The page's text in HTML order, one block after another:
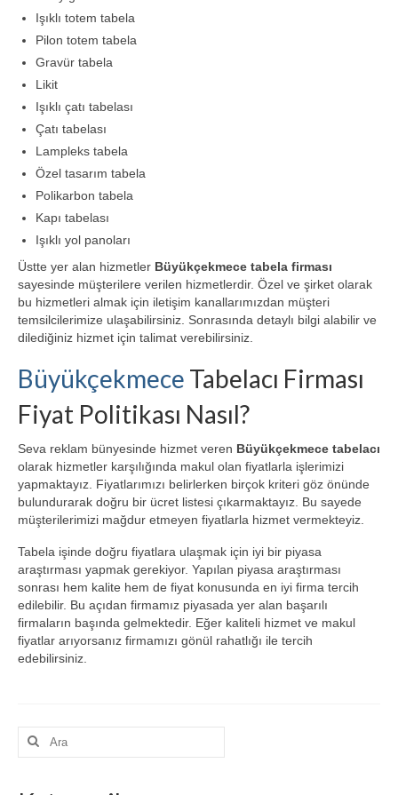
Işıklı totem tabela
Pilon totem tabela
Gravür tabela
Likit
Işıklı çatı tabelası
Çatı tabelası
Lampleks tabela
Özel tasarım tabela
Polikarbon tabela
Kapı tabelası
Işıklı yol panoları
Üstte yer alan hizmetler Büyükçekmece tabela firması
sayesinde müşterilere verilen hizmetlerdir. Özel ve şirket olarak
bu hizmetleri almak için iletişim kanallarımızdan müşteri
temsilcilerimize ulaşabilirsiniz. Sonrasında detaylı bilgi alabilir ve
dilediğiniz hizmet için talimat verebilirsiniz.
Büyükçekmece Tabelacı Firması
Fiyat Politikası Nasıl?
Seva reklam bünyesinde hizmet veren Büyükçekmece tabelacı
olarak hizmetler karşılığında makul olan fiyatlarla işlerimizi
yapmaktayız. Fiyatlarımızı belirlerken birçok kriteri göz önünde
bulundurarak doğru bir ücret listesi çıkarmaktayız. Bu sayede
müşterilerimizi mağdur etmeyen fiyatlarla hizmet vermekteyiz.
Tabela işinde doğru fiyatlara ulaşmak için iyi bir piyasa
araştırması yapmak gerekiyor. Yapılan piyasa araştırması
sonrası hem kalite hem de fiyat konusunda en iyi firma tercih
edilebilir. Bu açıdan firmamız piyasada yer alan başarılı
firmaların başında gelmektedir. Eğer kaliteli hizmet ve makul
fiyatlar arıyorsanız firmamızı gönül rahatlığı ile tercih
edebilirsiniz.
Şunu